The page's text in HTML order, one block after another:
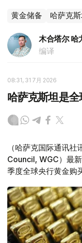
黄金储备 哈萨克斯
木合塔尔 哈
编译
08:31, 31 7月 2026
哈萨克斯坦是
（哈萨克国际通讯
Council, WGC）最
季度全球央行黄金购